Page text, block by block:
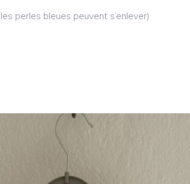
perles bleues peuvent s’enlever)